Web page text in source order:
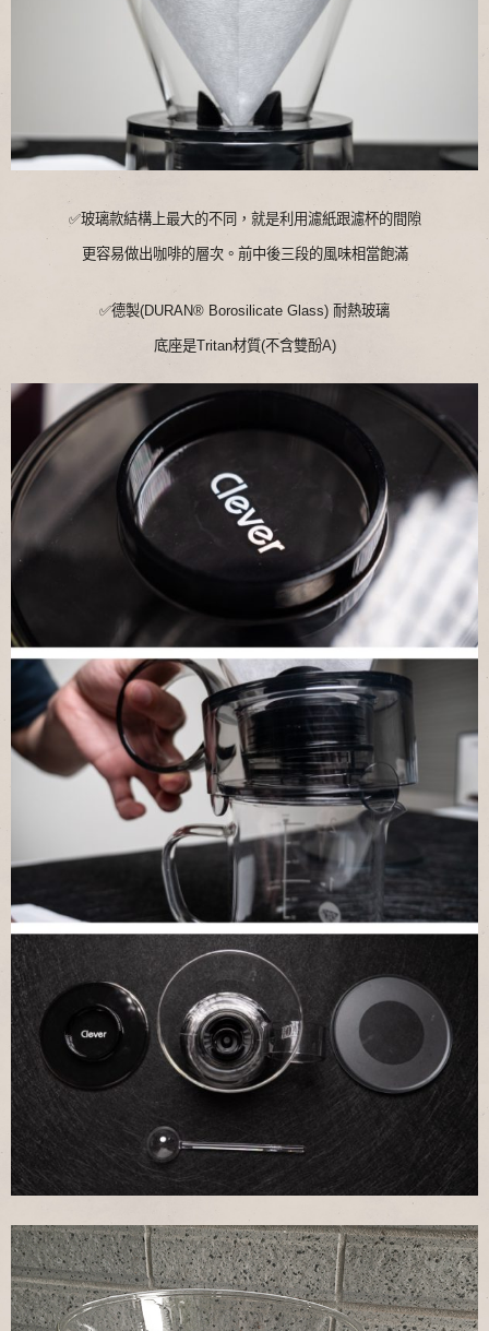
✅玻璃款結構上最大的不同，就是利用濾紙跟濾杯的間隙
更容易做出咖啡的層次。前中後三段的風味相當飽滿
✅德製(DURAN® Borosilicate Glass) 耐熱玻璃
底座是Tritan材質(不含雙酚A)